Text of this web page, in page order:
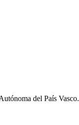
del País Vasco.